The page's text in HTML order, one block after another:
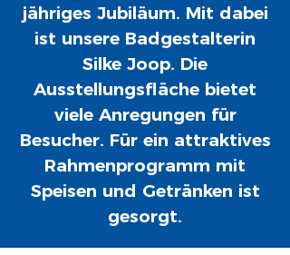
jähriges Jubiläum. Mit dabei
ist unsere Badgestalterin
Silke Joop. Die
Ausstellungsfläche bietet
viele Anregungen für
Besucher. Für ein attraktives
Rahmenprogramm mit
Speisen und Getränken ist
gesorgt.